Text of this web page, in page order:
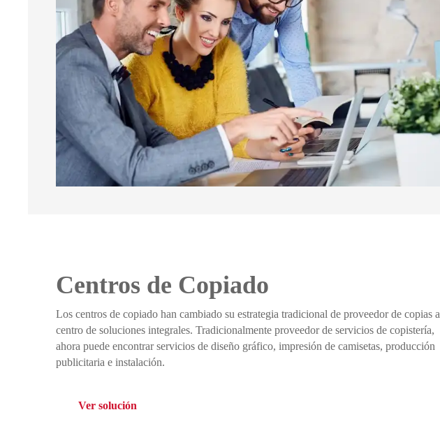
Centros de Copiado
Los centros de copiado han cambiado su estrategia tradicional de proveedor de copias a
centro de soluciones integrales. Tradicionalmente proveedor de servicios de copistería,
ahora puede encontrar servicios de diseño gráfico, impresión de camisetas, producción
publicitaria e instalación.
Ver solución